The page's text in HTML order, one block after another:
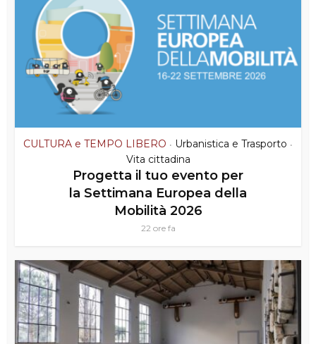
CULTURA e TEMPO LIBERO • Urbanistica e Trasporto •
Vita cittadina
Progetta il tuo evento per
la Settimana Europea della
Mobilità 2026
22 ore fa